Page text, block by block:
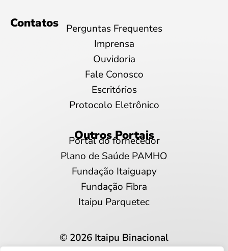
Contatos
Perguntas Frequentes
Imprensa
Ouvidoria
Fale Conosco
Escritórios
Protocolo Eletrônico
Outros Portais
Portal do fornecedor
Plano de Saúde PAMHO
Fundação Itaiguapy
Fundação Fibra
Itaipu Parquetec
© 2026 Itaipu Binacional